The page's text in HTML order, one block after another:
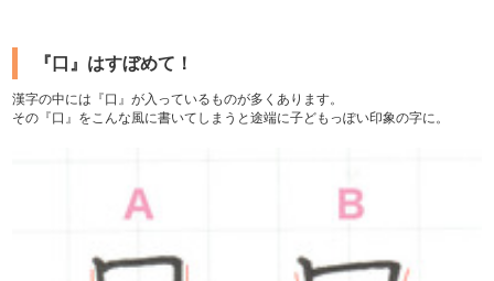
『口』はすぼめて！
漢字の中には『口』が入っているものが多くあります。
その『口』をこんな風に書いてしまうと途端に子どもっぽい印象の字に。